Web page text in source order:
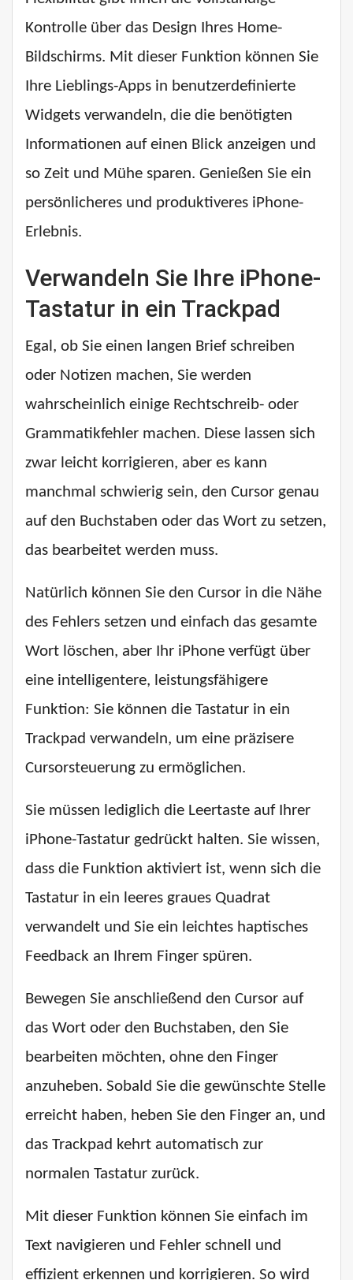
Kontrolle über das Design Ihres Home-
Bildschirms. Mit dieser Funktion können Sie
Ihre Lieblings-Apps in benutzerdefinierte
Widgets verwandeln, die die benötigten
Informationen auf einen Blick anzeigen und
so Zeit und Mühe sparen. Genießen Sie ein
persönlicheres und produktiveres iPhone-
Erlebnis.
Verwandeln Sie Ihre iPhone-
Tastatur in ein Trackpad
Egal, ob Sie einen langen Brief schreiben
oder Notizen machen, Sie werden
wahrscheinlich einige Rechtschreib- oder
Grammatikfehler machen. Diese lassen sich
zwar leicht korrigieren, aber es kann
manchmal schwierig sein, den Cursor genau
auf den Buchstaben oder das Wort zu setzen,
das bearbeitet werden muss.
Natürlich können Sie den Cursor in die Nähe
des Fehlers setzen und einfach das gesamte
Wort löschen, aber Ihr iPhone verfügt über
eine intelligentere, leistungsfähigere
Funktion: Sie können die Tastatur in ein
Trackpad verwandeln, um eine präzisere
Cursorsteuerung zu ermöglichen.
Sie müssen lediglich die Leertaste auf Ihrer
iPhone-Tastatur gedrückt halten. Sie wissen,
dass die Funktion aktiviert ist, wenn sich die
Tastatur in ein leeres graues Quadrat
verwandelt und Sie ein leichtes haptisches
Feedback an Ihrem Finger spüren.
Bewegen Sie anschließend den Cursor auf
das Wort oder den Buchstaben, den Sie
bearbeiten möchten, ohne den Finger
anzuheben. Sobald Sie die gewünschte Stelle
erreicht haben, heben Sie den Finger an, und
das Trackpad kehrt automatisch zur
normalen Tastatur zurück.
Mit dieser Funktion können Sie einfach im
Text navigieren und Fehler schnell und
effizient erkennen und korrigieren. So wird